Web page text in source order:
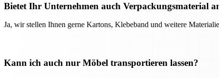
Bietet Ihr Unternehmen auch Verpackungsmaterial
Ja, wir stellen Ihnen gerne Kartons, Klebeband und weitere
Kann ich auch nur Möbel transportieren lassen?